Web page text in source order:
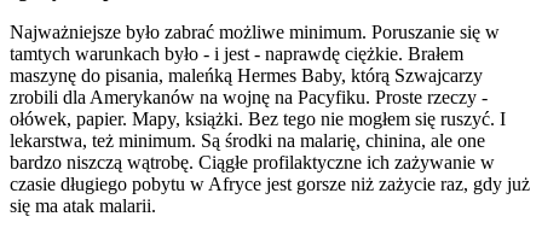
Najważniejsze było zabrać możliwe minimum. Poruszanie się w
tamtych warunkach było - i jest - naprawdę ciężkie. Brałem
maszynę do pisania, maleńką Hermes Baby, którą Szwajcarzy
zrobili dla Amerykanów na wojnę na Pacyfiku. Proste rzeczy -
ołówek, papier. Mapy, książki. Bez tego nie mogłem się ruszyć. I
lekarstwa, też minimum. Są środki na malarię, chinina, ale one
bardzo niszczą wątrobę. Ciągłe profilaktyczne ich zażywanie w
czasie długiego pobytu w Afryce jest gorsze niż zażycie raz, gdy już
się ma atak malarii.